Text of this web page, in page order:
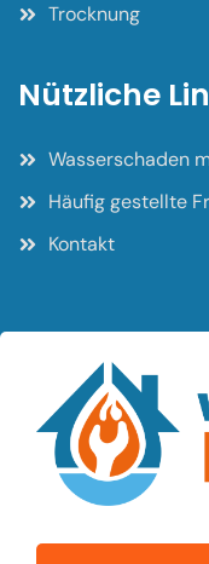
Trocknung
Nützliche
Wasserschaden
Häufig gestellte
Kontakt